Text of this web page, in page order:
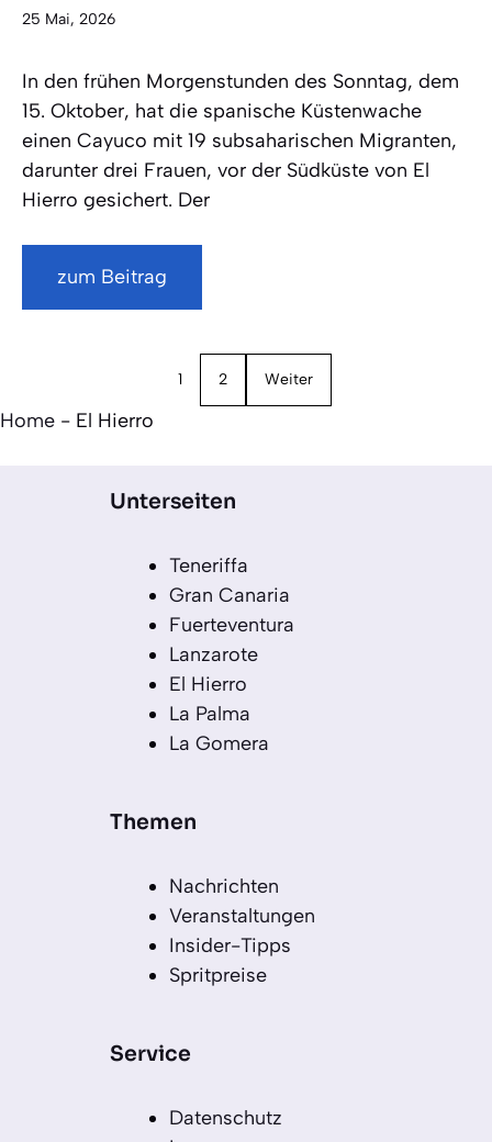
25 Mai, 2026
In den frühen Morgenstunden des Sonntag, dem
15. Oktober, hat die spanische Küstenwache
einen Cayuco mit 19 subsaharischen Migranten,
darunter drei Frauen, vor der Südküste von El
Hierro gesichert. Der
zum Beitrag
1 2 Weiter
Home - El Hierro
Unterseiten
Teneriffa
Gran Canaria
Fuerteventura
Lanzarote
El Hierro
La Palma
La Gomera
Themen
Nachrichten
Veranstaltungen
Insider-Tipps
Spritpreise
Service
Datenschutz